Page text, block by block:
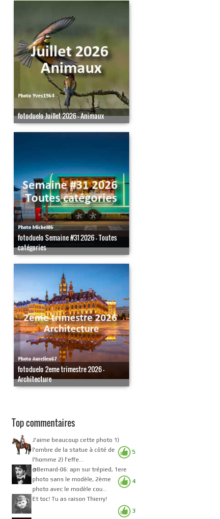
fotoduelo Juillet 2026 - Animaux
fotoduelo Semaine #31 2026 - Toutes
catégories
fotoduelo 2eme trimestre 2026 -
Architecture
Top commentaires
5
J'aime beaucoup cette photo 1)
l'ombre de la statue à côté de
l'homme 2) l'effe...
4
@Bernard-06: apn sur trépied, 1ere
photo sans le modèle, 2ème
photo avec le modèle cou...
3
Et toc! Tu as raison Thierry!